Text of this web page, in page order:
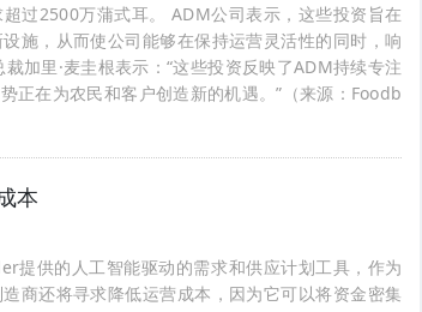
过2500万蒲式耳。 ADM公司表示，这些投资旨在
施，从而使公司能够在保持运营灵活性的同时，响
加里·麦圭根表示：“这些投资反映了ADM持续专注
正在为农民和客户创造新的机遇。”（来源：Foodb
本
提供的人工智能驱动的需求和供应计划工具，作为
商还将寻求降低运营成本，因为它可以将资金密集